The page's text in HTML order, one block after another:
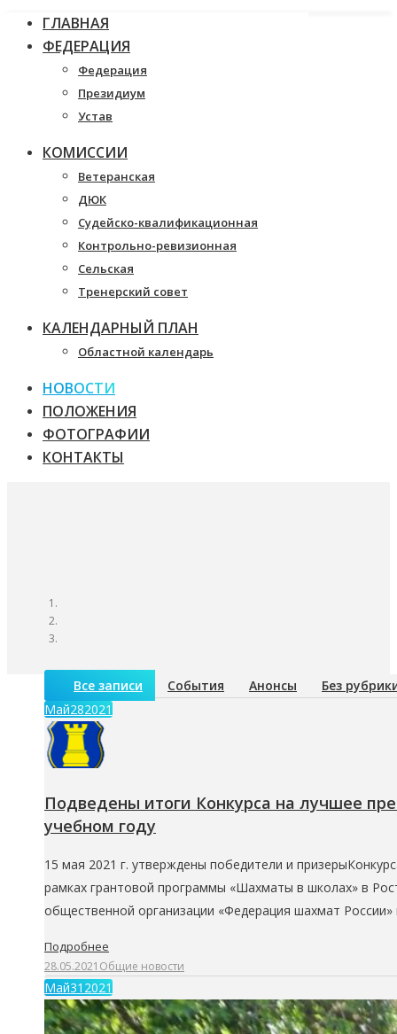
ГЛАВНАЯ
ФЕДЕРАЦИЯ
Федерация
Президиум
Устав
КОМИССИИ
Ветеранская
ДЮК
Судейско-квалификационная
Контрольно-ревизионная
Сельская
Тренерский совет
КАЛЕНДАРНЫЙ ПЛАН
Областной календарь
НОВОСТИ
ПОЛОЖЕНИЯ
ФОТОГРАФИИ
КОНТАКТЫ
Все записи События Анонсы
Без
Май282021
Подведены итоги Конкурса на лучшее
учебном году
15 мая 2021 г. утверждены победители и
рамках грантовой программы «Шахматы в школах» в
общественной организации «Федерация шахмат
Подробнее
28.05.2021 Общие новости
Май31 2021